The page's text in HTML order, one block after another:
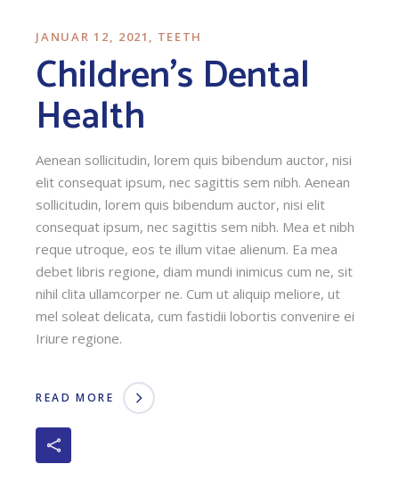
JANUAR 12, 2021 TEETH
Children’s Dental
Health
Aenean sollicitudin, lorem quis bibendum auctor, nisi
elit consequat ipsum, nec sagittis sem nibh. Aenean
sollicitudin, lorem quis bibendum auctor, nisi elit
consequat ipsum, nec sagittis sem nibh. Mea et nibh
reque utroque, eos te illum vitae alienum. Ea mea
debet libris regione, diam mundi inimicus cum ne, sit
nihil clita ullamcorper ne. Cum ut aliquip meliore, ut
mel soleat delicata, cum fastidii lobortis convenire ei
Iriure regione.
READ MORE